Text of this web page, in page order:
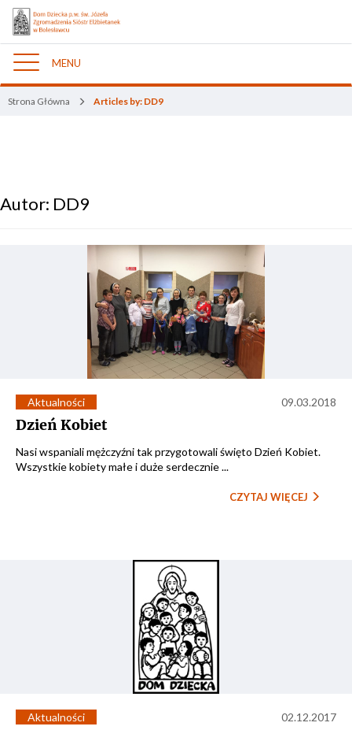
Nawigacja
MENU
Strona Główna Articles by: DD9
Autor: DD9
Aktualności 09.03.2018
Dzień Kobiet
Nasi wspaniali mężczyźni tak przygotowali święto Dzień Kobiet.
Wszystkie kobiety małe i duże serdecznie ...
CZYTAJ WIĘCEJ
Aktualności 02.12.2017